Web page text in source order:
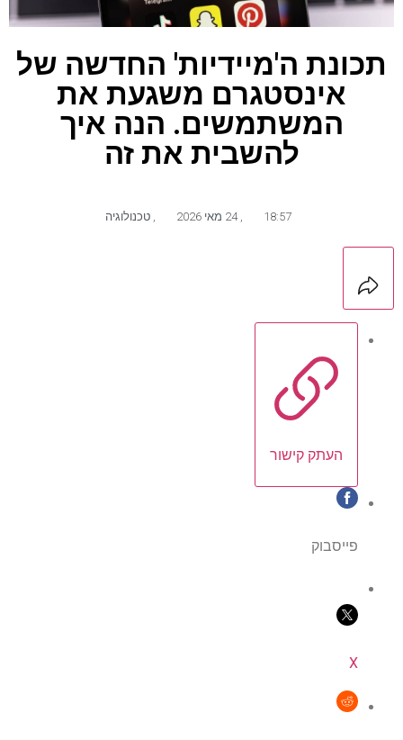
תכונת ה'מיידיות' החדשה של
אינסטגרם משגעת את
המשתמשים. הנה איך
להשבית את זה
18:57 24 מאי 2026 טכנולוגיה
העתק קישור
פייסבוק
X